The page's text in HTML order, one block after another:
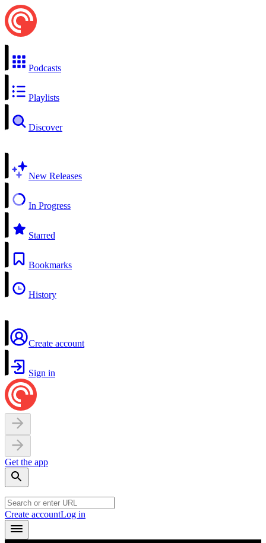
Podcasts
Playlists
Discover
New Releases
In Progress
Starred
Bookmarks
History
Create account
Sign in
Get the app
Create accountLog in